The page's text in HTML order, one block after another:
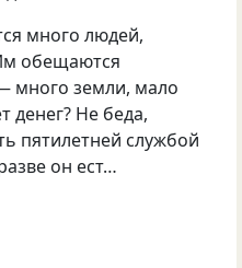
много людей,
обещаются
много земли, мало
денег? Не беда,
пятилетней службой
он ест…